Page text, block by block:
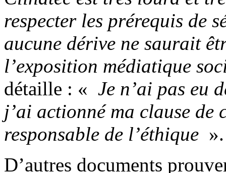
respecter les prérequis de
aucune dérive ne saurait
l’exposition médiatique
détaille : « Je n’ai pas eu
j’ai actionné ma clause de
responsable de l’éthique ».
D’autres documents